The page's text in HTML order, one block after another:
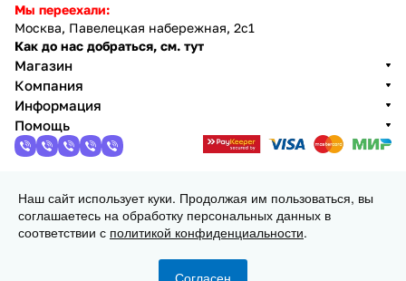
Мы переехали:
Москва, Павелецкая набережная, 2с1
Как до нас добраться, см. тут
Магазин
Компания
Информация
Помощь
2013 - 2026 © 3DiY (Тридиай) - интернет-магазин
комплектующих для 3D принтеров, ЧПУ станков и
робототехники
Наш сайт использует куки. Продолжая им пользоваться, вы
соглашаетесь на обработку персональных данных в
соответствии с политикой конфиденциальности.
Согласен